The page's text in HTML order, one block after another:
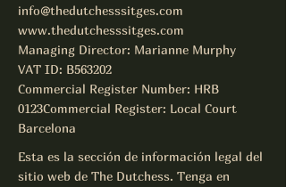
info@thedutchesssitges.com
www.thedutchesssitges.com
Managing Director: Marianne Murphy
VAT ID: B563202
Commercial Register Number: HRB
0123Commercial Register: Local Court
Barcelona
Esta es la sección de información legal del
sitio web de The Dutchess. Tenga en